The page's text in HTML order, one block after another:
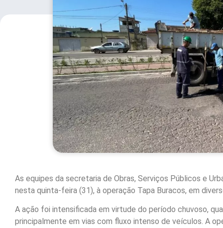
As equipes da secretaria de Obras, Serviços Públicos e
nesta quinta-feira (31), à operação Tapa Buracos, em
A ação foi intensificada em virtude do período chuvoso,
principalmente em vias com fluxo intenso de veículos. A